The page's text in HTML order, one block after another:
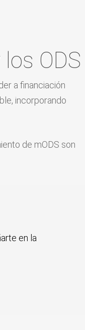
ODS
a financiación
incorporando
de mODS son
en la